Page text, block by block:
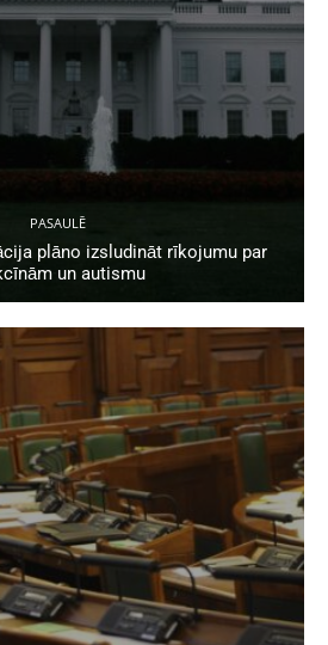
PASAULĒ
plāno izsludināt rīkojumu par
un autismu